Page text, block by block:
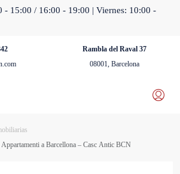
- 15:00 / 16:00 - 19:00 | Viernes: 10:00 -
Rambla del Raval 37
08001, Barcelona
a Barcellona – Casc Antic BCN